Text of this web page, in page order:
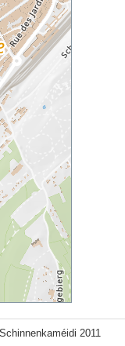
2011